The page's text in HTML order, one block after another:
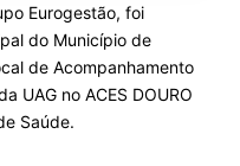
Eurogestão, foi
do Município de
de Acompanhamento
UAG no ACES DOURO
Saúde.